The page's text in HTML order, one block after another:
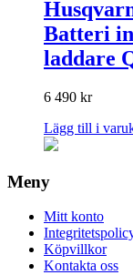
Batteri
laddare
6 490 kr
Lägg till i
Meny
Mitt konto
Köpvillkor
Kontakta oss